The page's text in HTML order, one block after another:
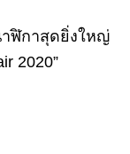
ฬิกาสุดยิ่งใหญ่
2020”